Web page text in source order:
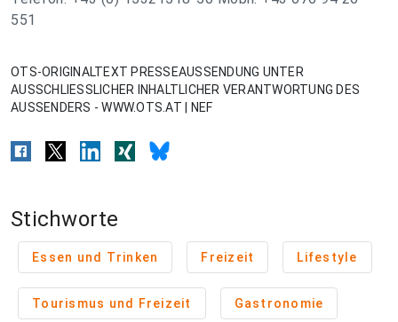
551
OTS-ORIGINALTEXT PRESSEAUSSENDUNG UNTER
AUSSCHLIESSLICHER INHALTLICHER VERANTWORTUNG DES
AUSSENDERS - WWW.OTS.AT | NEF
Stichworte
Essen und Trinken Freizeit Lifestyle
Tourismus und Freizeit Gastronomie